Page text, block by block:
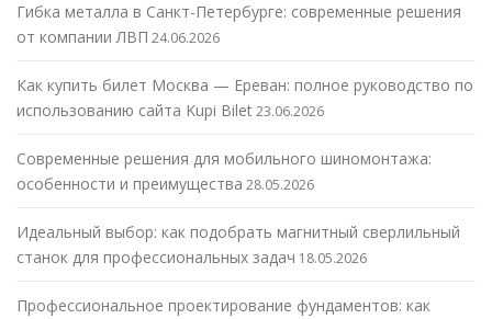
Гибка металла в Санкт-Петербурге: современные решения
от компании ЛВП 24.06.2026
Как купить билет Москва — Ереван: полное руководство по
использованию сайта Kupi Bilet23.06.2026
Современные решения для мобильного шиномонтажа:
особенности и преимущества 28.05.2026
Идеальный выбор: как подобрать магнитный сверлильный
станок для профессиональных задач 18.05.2026
Профессиональное проектирование фундаментов: как